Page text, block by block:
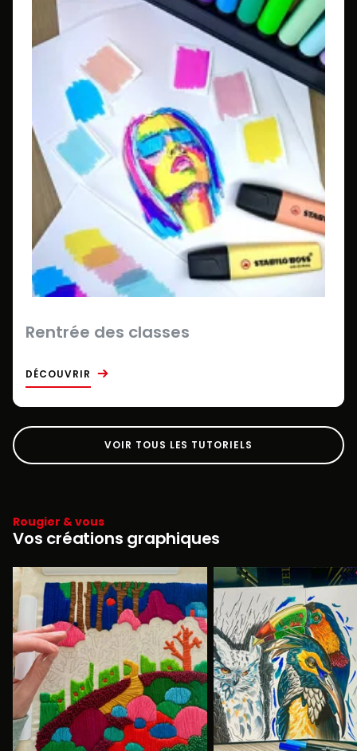
Rentrée des classes
DÉCOUVRIR
VOIR TOUS LES TUTORIELS
Rougier & vous
Vos créations graphiques